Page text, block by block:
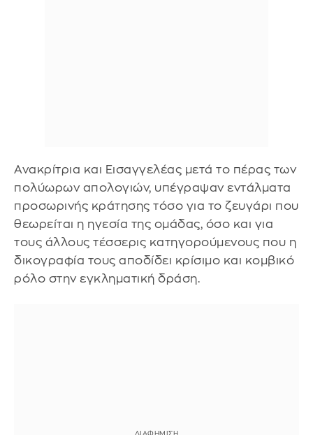
Ανακρίτρια και Εισαγγελέας μετά το πέρας των
πολύωρων απολογιών, υπέγραψαν εντάλματα
προσωρινής κράτησης τόσο για το ζευγάρι που
θεωρείται η ηγεσία της ομάδας, όσο και για
τους άλλους τέσσερις κατηγορούμενους που η
δικογραφία τους αποδίδει κρίσιμο και κομβικό
ρόλο στην εγκληματική δράση.